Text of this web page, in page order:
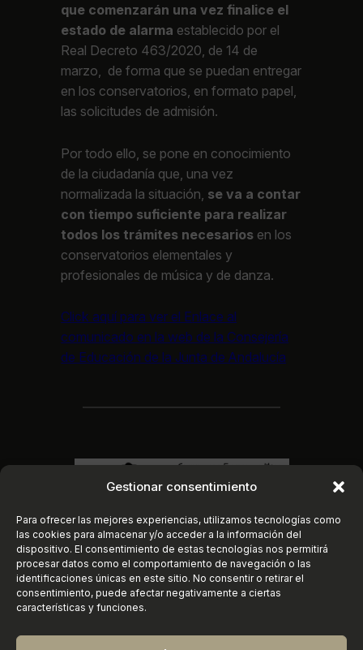
Gestionar consentimiento
Para ofrecer las mejores experiencias, utilizamos tecnologías como
las cookies para almacenar y/o acceder a la información del
dispositivo. El consentimiento de estas tecnologías nos permitirá
procesar datos como el comportamiento de navegación o las
identificaciones únicas en este sitio. No consentir o retirar el
consentimiento, puede afectar negativamente a ciertas
características y funciones.
que comenzarán una vez finalice el
estado de alarma establecido por el
Real Decreto 463/2020, de 14 de
marzo, de forma que se puedan entregar
en los conservatorios, en formato papel,
las solicitudes de admisión.
Por todo ello, se pone en conocimiento
de la ciudadanía que, una vez
normalizada la situación, se va a contar
con tiempo suficiente para realizar
todos los trámites necesarios en los
conservatorios elementales y
profesionales de música y de danza.
Click aquí para ver el Enlace al
comunicado en la web de la Consejería
de Educación de la Junta de Andalucía